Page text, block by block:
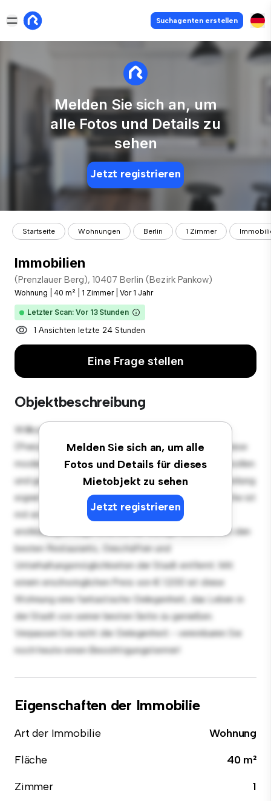
Suchagenten erstellen
Melden Sie sich an, um
alle Fotos und Details zu
sehen
Jetzt registrieren
Startseite Wohnungen Berlin 1 Zimmer
Immobilien
(Prenzlauer Berg), 10407 Berlin (Bezirk Pankow)
Wohnung 40 m² 1 Zimmer Vor 1 Jahr
Letzter Scan: Vor 13 Stunden
1 Ansichten letzte 24 Stunden
Eine Frage stellen
Objektbeschreibung
Melden Sie sich an, um alle
Fotos und Details für dieses
Mietobjekt zu sehen
Jetzt registrieren
Willkommen in Ihrem neuen urbanen Rückzugsort in
(Prenzlauer Berg), 10407 Berlin (Bezirk Pankow)! Diese
moderne 1 Schlafzimmer-Wohnung bietet einen stilvollen
und gemütlichen Lebensraum. Die offene Raumaufteilung
eignet sich perfekt für Gäste, und die elegante Küche ist
mit erstklassigen Geräten ausgestattet. Dank der
erstklassigen Lage sind Sie nur wenige Schritte von den
besten Restaurants, Geschäften und
Unterhaltungsmöglichkeiten der Stadt entfernt. Mit
einem erschwinglichen Preis von € 1.200 ist diese
Wohnung eine fantastische Gelegenheit, das Leben in
der Stadt von seiner besten Seite zu genießen.
Verpassen Sie nicht die Gelegenheit - vereinbaren Sie
noch heute einen Besichtigungstermin!
Eigenschaften der Immobilie
Art der Immobilie
Wohnung
Fläche
40 m²
Zimmer
1